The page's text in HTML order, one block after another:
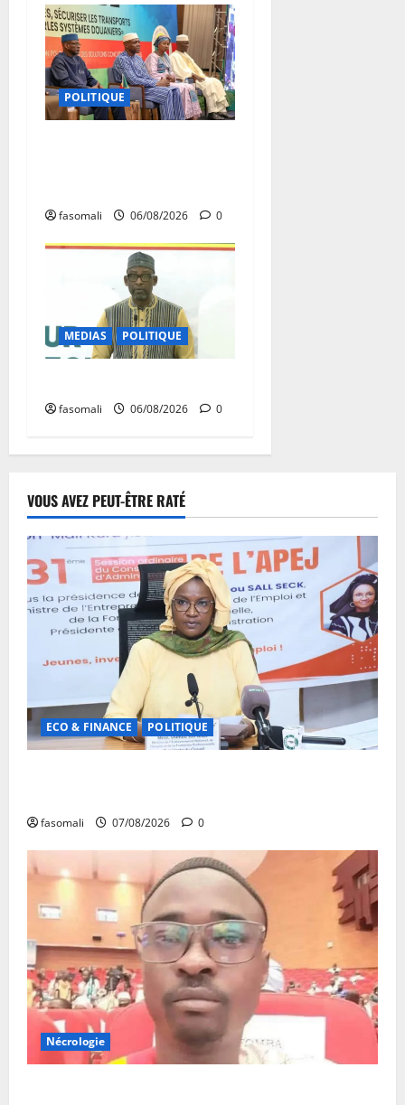
POLITIQUE
fasomali 06/08/2026 0
MEDIAS POLITIQUE
fasomali 06/08/2026 0
VOUS AVEZ PEUT-ÊTRE RATÉ
ECO & FINANCE POLITIQUE
fasomali 07/08/2026 0
Nécrologie